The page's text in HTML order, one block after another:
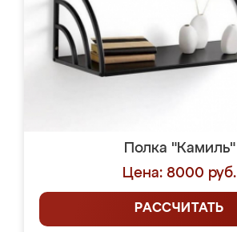
Полка "Камиль"
Цена: 8000 руб.
РАССЧИТАТЬ